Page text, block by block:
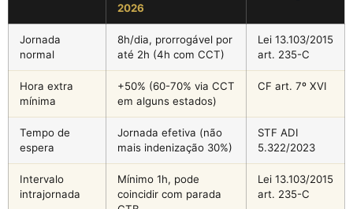
2026
Jornada
normal
8h/dia, prorrogável por
até 2h (4h com CCT)
Lei 13.103/2015
art. 235-C
Hora extra
mínima
+50% (60-70% via CCT
em alguns estados)
CF art. 7º XVI
Tempo de
espera
Jornada efetiva (não
mais indenização 30%)
STF ADI
5.322/2023
Intervalo
intrajornada
Mínimo 1h, pode
coincidir com parada
Lei 13.103/2015
art. 235-C